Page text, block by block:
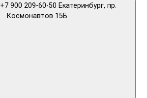
+7 900 209-60-50 Екатеринбург, пр.